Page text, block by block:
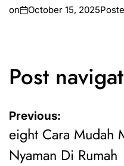
on October 15, 2025
Post
Previous:
eight Cara Mudah
Nyaman Di Rumah